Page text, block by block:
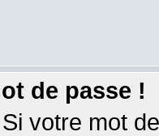
de passe !
votre mot